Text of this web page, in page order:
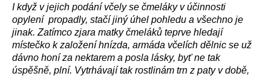
I když v jejich podání včely se čmeláky v účinnosti
opylení propadly, stačí jiný úhel pohledu a všechno je
jinak. Zatímco zjara matky čmeláků teprve hledají
místečko k založení hnízda, armáda včelích dělnic se už
dávno honí za nektarem a posla lásky, byť ne tak
úspěšně, plní. Vytrhávají tak rostlinám trn z paty v době,